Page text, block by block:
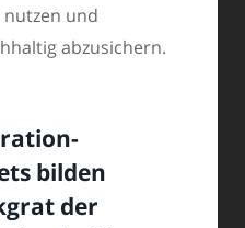
nutzen und
abzusichern.
bilden
der